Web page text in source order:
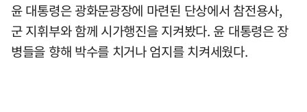
윤 대통령은 광화문광장에 마련된 단상에서 참전용사,
군 지휘부와 함께 시가행진을 지켜봤다. 윤 대통령은 장
병들을 향해 박수를 치거나 엄지를 치켜세웠다.